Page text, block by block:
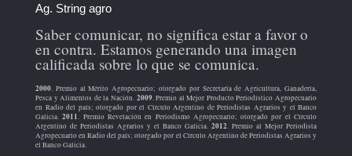
Ag. String agro
Saber comunicar, no significa estar a favor o
en contra. Estamos generando una imagen
calificada sobre lo que se comunica.
2000. Premio al Mérito Agropecuario; otorgado por Secretaría de Agricultura, Ganadería,
Pesca y Alimentos de la Nación. 2009. Premio al Mejor Producto Periodístico Agropecuario
en Radio del país; otorgado por el Círculo Argentino de Periodistas Agrarios y el Banco
Galicia.2011. Premio Revelación en Periodismo Agropecuario; otorgado por el Círculo
Argentino de Periodistas Agrarios y el Banco Galicia. 2012. Premio al Mejor Periodista
Agropecuario en Radio del país; otorgado por el Círculo Argentino de Periodistas Agrarios y
el Banco Galicia.